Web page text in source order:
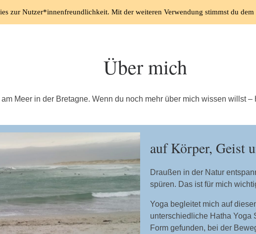
Home PEKiP
Über mich
Meer in der Bretagne. Wenn du noch mehr über mich wissen willst
auf Körper, Geist
Draußen in der Natur
spüren. Das ist für mich
Yoga begleitet mich auf
unterschiedliche Hatha Yoga
Form gefunden, bei der
zur Nutzer*innenfreundlichkeit. Mit der weiteren Verwendung stimmst du dem